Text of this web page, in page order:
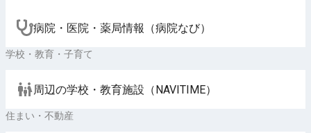
病院・医院・薬局情報（病院なび）
学校・教育・子育て
周辺の学校・教育施設（NAVITIME）
住まい・不動産